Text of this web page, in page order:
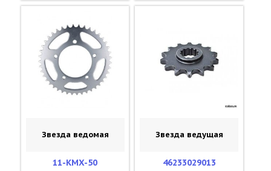
Звезда ведомая
11-KMX-50
Звезда ведущая
46233029013